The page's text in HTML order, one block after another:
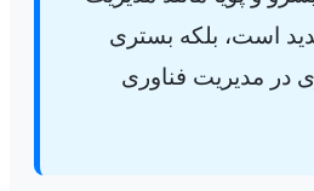
است، بلکه بستری
در مدیریت فناوری